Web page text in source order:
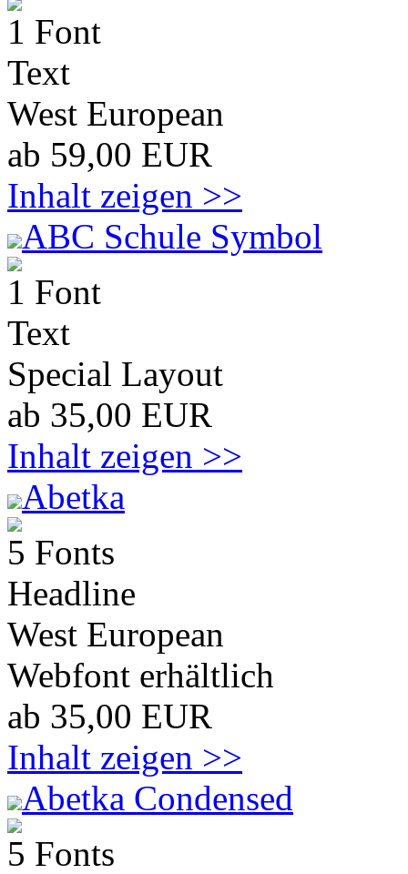
1 Font
Text
West European
ab 59,00 EUR
Inhalt zeigen >>
ABC Schule Symbol
1 Font
Text
Special Layout
ab 35,00 EUR
Inhalt zeigen >>
Abetka
5 Fonts
Headline
West European
Webfont erhältlich
ab 35,00 EUR
Inhalt zeigen >>
Abetka Condensed
5 Fonts